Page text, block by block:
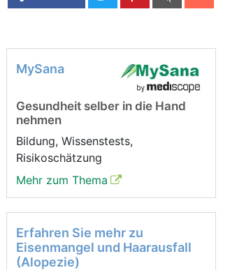
MySana
Gesundheit selber in die Hand
nehmen
Bildung, Wissenstests,
Risikoschätzung
Mehr zum Thema
Erfahren Sie mehr zu
Eisenmangel und Haarausfall
(Alopezie)